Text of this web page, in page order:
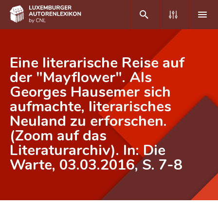
DE FR
Home
Autor(inn)en A-Z
Erweiterte Suche
Häufige Fragen und Antworten
CNL
Eine literarische Reise auf
der "Mayflower". Als
Georges Hausemer sich
aufmachte, literarisches
Neuland zu erforschen.
(Zoom auf das
Literaturarchiv). In: Die
Warte, 03.03.2016, S. 7-8